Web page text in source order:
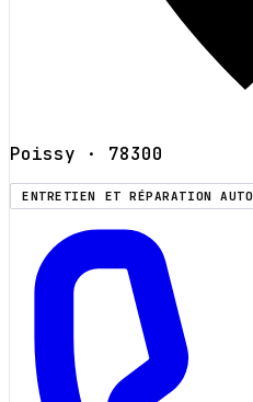
Poissy · 78300
ENTRETIEN ET RÉPARATION AUTO